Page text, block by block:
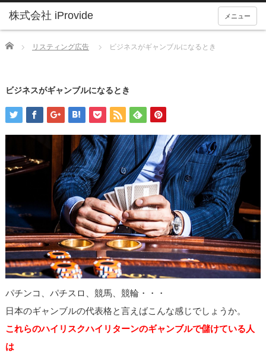
メニュー
Home リスティング広告 ビジネスがギャンブルになるとき
ビジネスがギャンブルになるとき
パチンコ、パチスロ、競馬、競輪・・・
日本のギャンブルの代表格と言えばこんな感じでしょうか。
これらのハイリスクハイリターンのギャンブルで儲けている人
は